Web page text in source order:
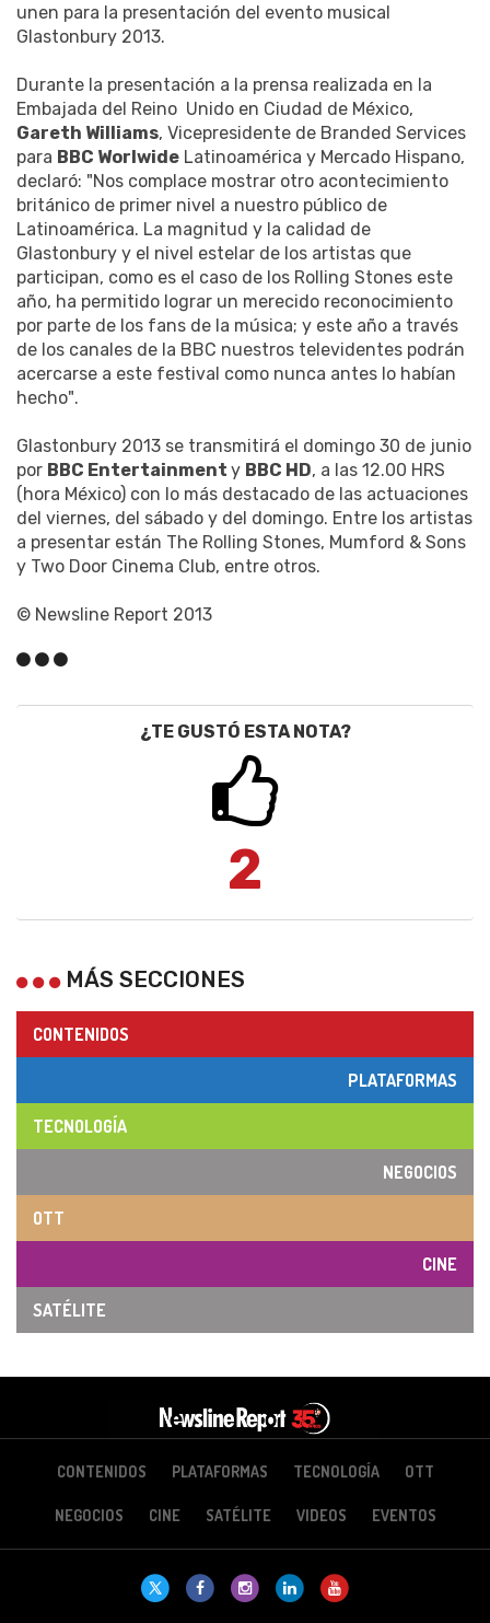
unen para la presentación del evento musical
Glastonbury 2013.
Durante la presentación a la prensa realizada en la
Embajada del Reino Unido en Ciudad de México,
Gareth Williams, Vicepresidente de Branded Services
para BBC Worlwide Latinoamérica y Mercado Hispano,
declaró: "Nos complace mostrar otro acontecimiento
británico de primer nivel a nuestro público de
Latinoamérica. La magnitud y la calidad de
Glastonbury y el nivel estelar de los artistas que
participan, como es el caso de los Rolling Stones este
año, ha permitido lograr un merecido reconocimiento
por parte de los fans de la música; y este año a través
de los canales de la BBC nuestros televidentes podrán
acercarse a este festival como nunca antes lo habían
hecho".
Glastonbury 2013 se transmitirá el domingo 30 de junio
por BBC Entertainment y BBC HD, a las 12.00 HRS
(hora México) con lo más destacado de las actuaciones
del viernes, del sábado y del domingo. Entre los artistas
a presentar están The Rolling Stones, Mumford & Sons
y Two Door Cinema Club, entre otros.
© Newsline Report 2013
¿TE GUSTÓ ESTA NOTA?
2
MÁS SECCIONES
CONTENIDOS
PLATAFORMAS
TECNOLOGÍA
NEGOCIOS
OTT
CINE
SATÉLITE
CONTENIDOS PLATAFORMAS TECNOLOGÍA OTT
NEGOCIOS CINE SATÉLITE VIDEOS EVENTOS